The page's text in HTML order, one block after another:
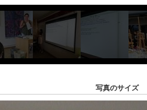
写真のサイズ